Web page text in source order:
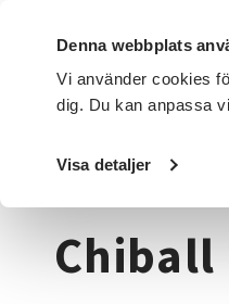
Denna webbplats
Vi använder cookies
dig. Du kan anpassa
Visa detaljer
DET HÄR GÖR VI FÖR
Startsida / Kurser och
Chiball